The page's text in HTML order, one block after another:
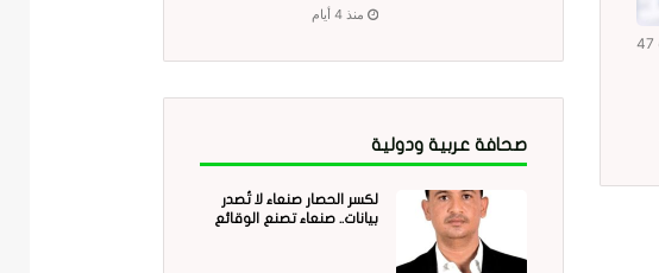
47
منذ 4 أيام
صحافة عربية ودولية
لكسر الحصار صنعاء لا تُصدر
بيانات.. صنعاء تصنع الوقائع